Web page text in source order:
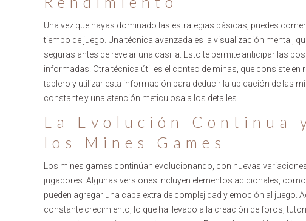
Una vez que hayas dominado las estrategias básicas, puedes
tiempo de juego. Una técnica avanzada es la visualización mental,
seguras antes de revelar una casilla. Esto te permite anticipar las
informadas. Otra técnica útil es el conteo de minas, que consiste en
tablero y utilizar esta información para deducir la ubicación de las
constante y una atención meticulosa a los detalles.
La Evolución Continua
los Mines Games
Los mines games continúan evolucionando, con nuevas
jugadores. Algunas versiones incluyen elementos adicionales,
pueden agregar una capa extra de complejidad y emoción al juego.
constante crecimiento, lo que ha llevado a la creación de foros,